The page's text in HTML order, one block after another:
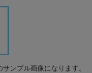
ンプル画像になります。